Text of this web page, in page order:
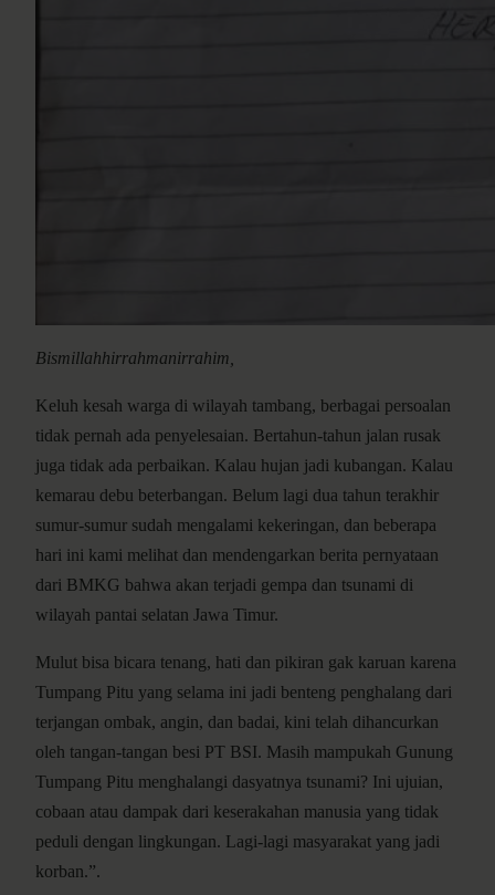
Bismillahhirrahmanirrahim,
Keluh kesah warga di wilayah tambang, berbagai persoalan
tidak pernah ada penyelesaian. Bertahun-tahun jalan rusak
juga tidak ada perbaikan. Kalau hujan jadi kubangan. Kalau
kemarau debu beterbangan. Belum lagi dua tahun terakhir
sumur-sumur sudah mengalami kekeringan, dan beberapa
hari ini kami melihat dan mendengarkan berita pernyataan
dari BMKG bahwa akan terjadi gempa dan tsunami di
wilayah pantai selatan Jawa Timur.
Mulut bisa bicara tenang, hati dan pikiran gak karuan karena
Tumpang Pitu yang selama ini jadi benteng penghalang dari
terjangan ombak, angin, dan badai, kini telah dihancurkan
oleh tangan-tangan besi PT BSI. Masih mampukah Gunung
Tumpang Pitu menghalangi dasyatnya tsunami? Ini ujuian,
cobaan atau dampak dari keserakahan manusia yang tidak
peduli dengan lingkungan. Lagi-lagi masyarakat yang jadi
korban.”.